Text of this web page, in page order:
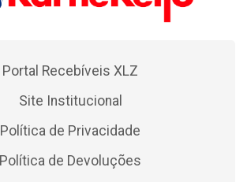
Portal Recebíveis XLZ
Site Institucional
Política de Privacidade
Política de Devoluções